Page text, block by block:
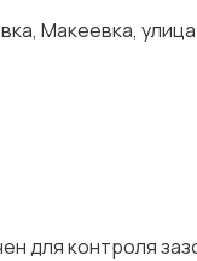
Макеевка,
для контроля